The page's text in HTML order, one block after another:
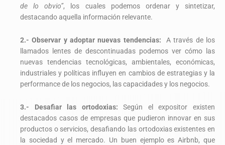
de lo obvio”, los cuales podemos ordenar y sintetizar,
destacando aquella información relevante.
2.- Observar y adoptar nuevas tendencias:
A través de los
llamados lentes de descontinuadas podemos ver cómo las
nuevas tendencias tecnológicas, ambientales, económicas,
industriales y políticas influyen en cambios de estrategias y la
performance de los negocios, las capacidades y los negocios.
3.- Desafiar las ortodoxias:Según el expositor existen
destacados casos de empresas que pudieron innovar en sus
productos o servicios, desafiando las ortodoxias existentes en
la sociedad y el mercado. Un buen ejemplo es Airbnb, que